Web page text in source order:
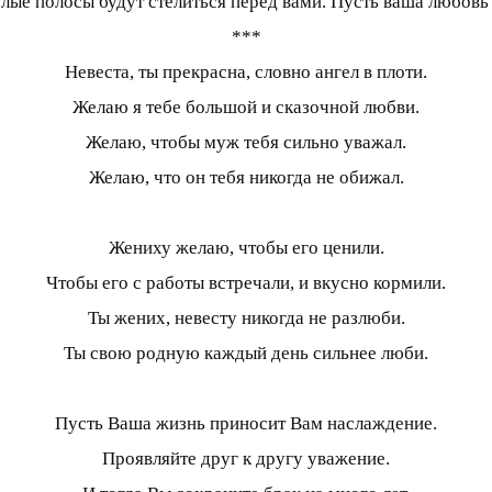
***
Невеста, ты прекрасна, словно ангел в плоти.
Желаю я тебе большой и сказочной любви.
Желаю, чтобы муж тебя сильно уважал.
Желаю, что он тебя никогда не обижал.
Жениху желаю, чтобы его ценили.
Чтобы его с работы встречали, и вкусно кормили.
Ты жених, невесту никогда не разлюби.
Ты свою родную каждый день сильнее люби.
Пусть Ваша жизнь приносит Вам наслаждение.
Проявляйте друг к другу уважение.